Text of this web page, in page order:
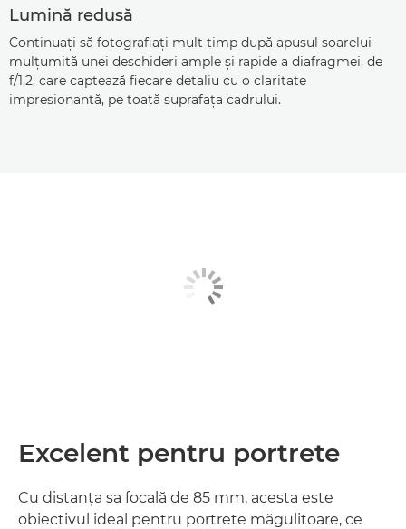
Lumină redusă
Continuaţi să fotografiaţi mult timp după apusul soarelui
mulţumită unei deschideri ample şi rapide a diafragmei, de
f/1,2, care captează fiecare detaliu cu o claritate
impresionantă, pe toată suprafaţa cadrului.
Excelent pentru portrete
Cu distanţa sa focală de 85 mm, acesta este
obiectivul ideal pentru portrete măgulitoare, ce